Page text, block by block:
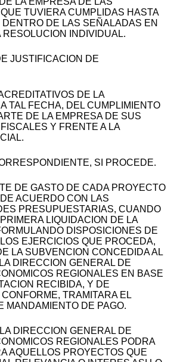
TUVIERA CUMPLIDAS HASTA
DENTRO DE LAS SEÑALADAS EN
RESOLUCION INDIVIDUAL.
JUSTIFICACION DE
DE LA
TAL FECHA, DEL CUMPLIMIENTO
DE LA EMPRESA DE SUS
Y FRENTE A LA
SI PROCEDE.
DE GASTO DE CADA PROYECTO
ACUERDO CON LAS
PRESUPUESTARIAS, CUANDO
LIQUIDACION DE LA
DISPOSICIONES DE
EJERCICIOS QUE PROCEDA,
LA SUBVENCION CONCEDIDA AL
DIRECCION GENERAL DE
REGIONALES EN BASE
RECIBIDA, Y DE
TRAMITARA EL
MANDAMIENTO DE PAGO.
DIRECCION GENERAL DE
REGIONALES PODRA
AQUELLOS PROYECTOS QUE